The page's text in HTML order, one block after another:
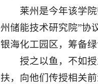
莱州是今年该学
州储能技术研究院”协
银海化工园区，筹备
授之以鱼，不如
扶，向他们传授相关